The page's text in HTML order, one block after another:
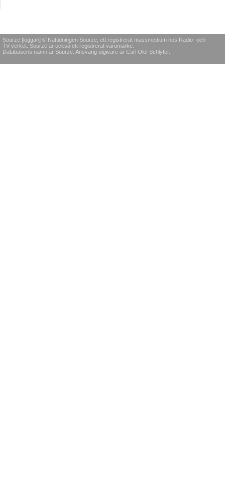
Sourze [loggan] © Nättidningen Sourze, ett registrerat massmedium hos Radio- och
TV-verket. Sourze är också ett registrerat varumärke.
Databasens namn är Sourze. Ansvarig utgivare är Carl Olof Schlyter.